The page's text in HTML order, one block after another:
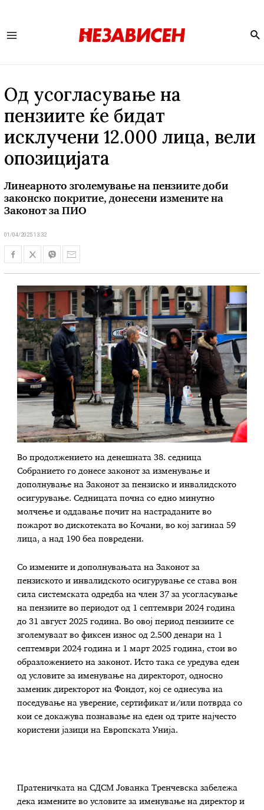
Од усогласување на
пензиите ќе бидат
исклучени 12.000 лица, вели
опозицијата
Линеарното зголемување на пензиите доби
законско покритие, донесени измените на
Законот за ПИО
01/04/2025 13:32
Во продолжението на денешната 38. седница
Собранието го донесе законот за изменување и
дополнување на Законот за пензиско и инвалидското
осигурување. Седницата почна со едно минутно
молчење и оддавање почит на настраданите во
пожарот во дискотеката во Кочани, во кој загинаа 59
лица, а над 190 беа повредени.
Со измените и дополнувањата на Законот за
пензиското и инвалидското осигурување се става вон
сила системската одредба на член 37 за усогласување
на пензиите во периодот од 1 септември 2024 година
до 31 август 2025 година. Во овој период пензиите се
зголемуваат во фиксен износ од 2.500 денари на 1
септември 2024 година и 1 март 2025 година, стои во
образложението на законот. Исто така се уредува еден
од условите за именување на директорот, односно
заменик директорот на Фондот, кој се однесува на
поседување на уверение, сертификат и/или потврда со
кои се докажува познавање на еден од трите најчесто
користени јазици на Европската Унија.
Пратеничката на СДСМ Јованка Тренчевска забележа
дека измените во условите за именување на директор и